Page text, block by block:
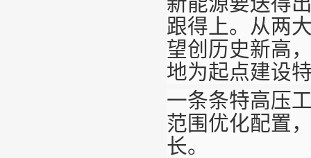
跟得上。从两
望创历史新高
地为起点建设
一条条特高压
范围优化配置
长。